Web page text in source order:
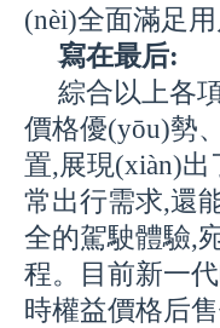
(nèi)全面滿足
寫在最后:
綜合以上各
價格優(yōu)勢
置,展現(xiàn)
常出行需求,還
全的駕駛體驗,
程。
目前新一
時權益價格后